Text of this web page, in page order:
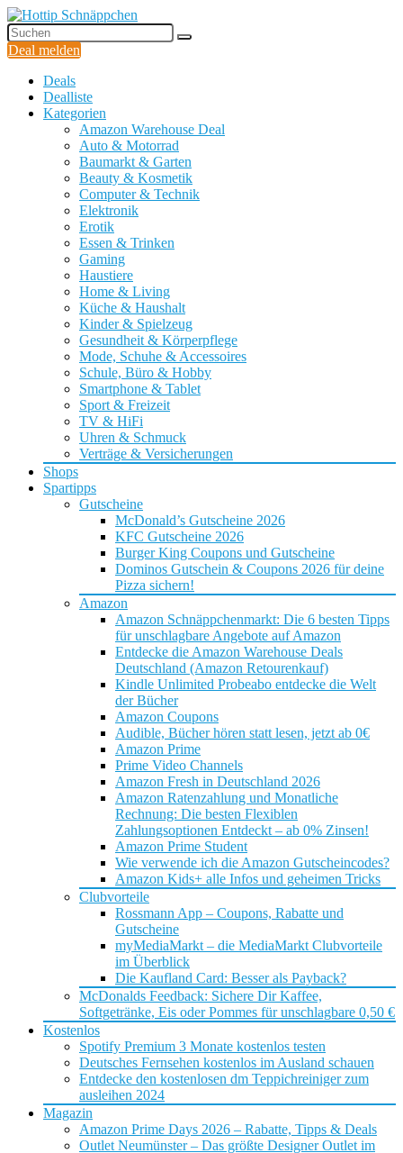
Deal melden
Deals
Dealliste
Kategorien
Amazon Warehouse Deal
Auto & Motorrad
Baumarkt & Garten
Beauty & Kosmetik
Computer & Technik
Elektronik
Erotik
Essen & Trinken
Gaming
Haustiere
Home & Living
Küche & Haushalt
Kinder & Spielzeug
Gesundheit & Körperpflege
Mode, Schuhe & Accessoires
Schule, Büro & Hobby
Smartphone & Tablet
Sport & Freizeit
TV & HiFi
Uhren & Schmuck
Verträge & Versicherungen
Shops
Spartipps
Gutscheine
McDonald’s Gutscheine 2026
KFC Gutscheine 2026
Burger King Coupons und Gutscheine
Dominos Gutschein & Coupons 2026 für deine
Pizza sichern!
Amazon
Amazon Schnäppchenmarkt: Die 6 besten Tipps
für unschlagbare Angebote auf Amazon
Entdecke die Amazon Warehouse Deals
Deutschland (Amazon Retourenkauf)
Kindle Unlimited Probeabo entdecke die Welt
der Bücher
Amazon Coupons
Audible, Bücher hören statt lesen, jetzt ab 0€
Amazon Prime
Prime Video Channels
Amazon Fresh in Deutschland 2026
Amazon Ratenzahlung und Monatliche
Rechnung: Die besten Flexiblen
Zahlungsoptionen Entdeckt – ab 0% Zinsen!
Amazon Prime Student
Wie verwende ich die Amazon Gutscheincodes?
Amazon Kids+ alle Infos und geheimen Tricks
Clubvorteile
Rossmann App – Coupons, Rabatte und
Gutscheine
myMediaMarkt – die MediaMarkt Clubvorteile
im Überblick
Die Kaufland Card: Besser als Payback?
McDonalds Feedback: Sichere Dir Kaffee,
Softgetränke, Eis oder Pommes für unschlagbare 0,50 €
Kostenlos
Spotify Premium 3 Monate kostenlos testen
Deutsches Fernsehen kostenlos im Ausland schauen
Entdecke den kostenlosen dm Teppichreiniger zum
ausleihen 2024
Magazin
Amazon Prime Days 2026 – Rabatte, Tipps & Deals
Outlet Neumünster – Das größte Designer Outlet im